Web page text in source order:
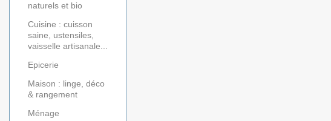
naturels et bio
Cuisine : cuisson
saine, ustensiles,
vaisselle artisanale...
Epicerie
Maison : linge, déco
& rangement
Ménage